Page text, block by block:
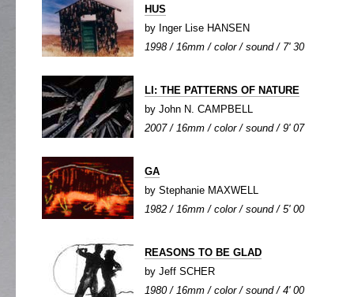
HUS
by Inger Lise HANSEN
1998 / 16mm / color / sound / 7' 30
LI: THE PATTERNS OF NATURE
by John N. CAMPBELL
2007 / 16mm / color / sound / 9' 07
GA
by Stephanie MAXWELL
1982 / 16mm / color / sound / 5' 00
REASONS TO BE GLAD
by Jeff SCHER
1980 / 16mm / color / sound / 4' 00